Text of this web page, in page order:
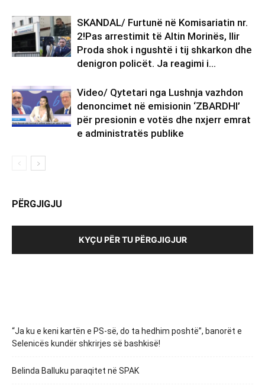
SKANDAL/ Furtunë në Komisariatin nr.
2!Pas arrestimit të Altin Morinës, Ilir
Proda shok i ngushtë i tij shkarkon dhe
denigron policët. Ja reagimi i...
Video/ Qytetari nga Lushnja vazhdon
denoncimet në emisionin ‘ZBARDHI’
për presionin e votës dhe nxjerr emrat
e administratës publike
PËRGJIGJU
KYÇU PËR TU PËRGJIGJUR
“Ja ku e keni kartën e PS-së, do ta hedhim poshtë”, banorët e
Selenicës kundër shkrirjes së bashkisë!
Belinda Balluku paraqitet në SPAK